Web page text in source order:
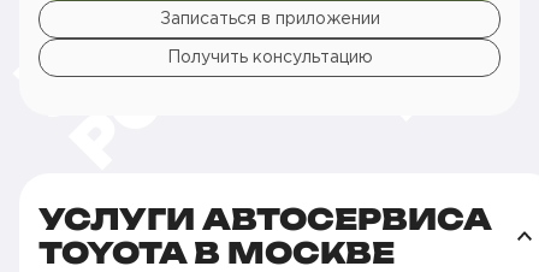
Записаться в приложении
Получить консультацию
УСЛУГИ АВТОСЕРВИСА
TOYOTA В МОСКВЕ